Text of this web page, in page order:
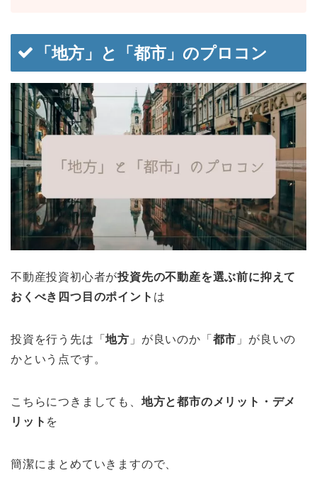
「地方」と「都市」のプロコン
不動産投資初心者が投資先の不動産を選ぶ前に抑えて
おくべき四つ目のポイント は
投資を行う先は「地方 」が良いのか「 都市 」が良いの
かという点です。
こちらにつきましても、 地方と都市のメリット・デメ
リット を
簡潔にまとめていきますので、